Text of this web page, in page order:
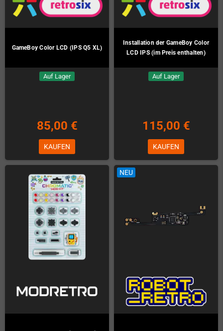
GameBoy Color LCD (IPS Q5 XL)
Auf Lager
85,00 €
KAUFEN
Installation der GameBoy Color
LCD IPS (im Preis enthalten)
Auf Lager
115,00 €
KAUFEN
NEU